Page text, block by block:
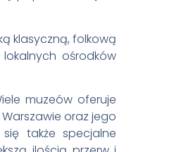
klasyczną, folkową
ośrodków
muzeów oferuje
oraz jego
także specjalne